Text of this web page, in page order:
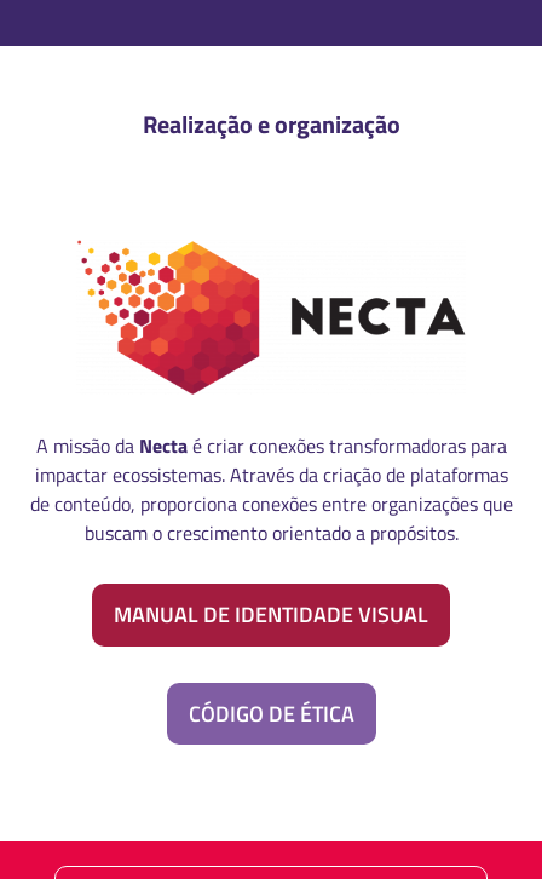
Realização e organização
A missão da Nectaé criar conexões transformadoras para
impactar ecossistemas. Através da criação de plataformas
de conteúdo, proporciona conexões entre organizações que
buscam o crescimento orientado a propósitos.
MANUAL DE IDENTIDADE VISUAL
CÓDIGO DE ÉTICA